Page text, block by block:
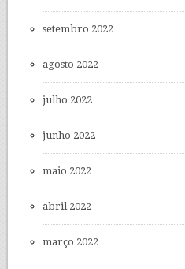
setembro 2022
agosto 2022
julho 2022
junho 2022
maio 2022
abril 2022
março 2022